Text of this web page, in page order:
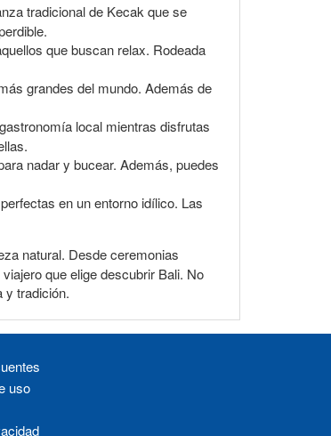
tradicional de Kecak que se
que buscan relax. Rodeada
grandes del mundo. Además de
local mientras disfrutas
nadar y bucear. Además, puedes
en un entorno idílico. Las
natural. Desde ceremonias
que elige descubrir Bali. No
y tradición.
uso